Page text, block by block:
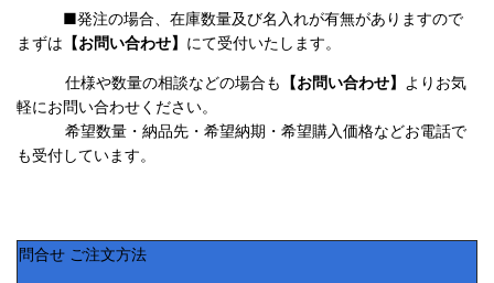
■発注の場合、在庫数量及び名入れが有無がありますので
まずは 【お問い合わせ】 にて受付いたします。
仕様や数量の相談などの場合も 【お問い合わせ】
よりお気
軽にお問い合わせください。
希望数量・納品先・希望納期・希望購入価格などお電話で
も受付しています。
問合せ ご注文方法